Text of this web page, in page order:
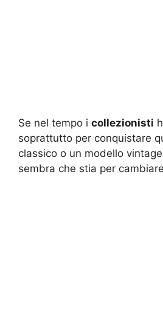
Se nel tempo i collezionisti
soprattutto per conquistare
classico o un modello
sembra che stia per